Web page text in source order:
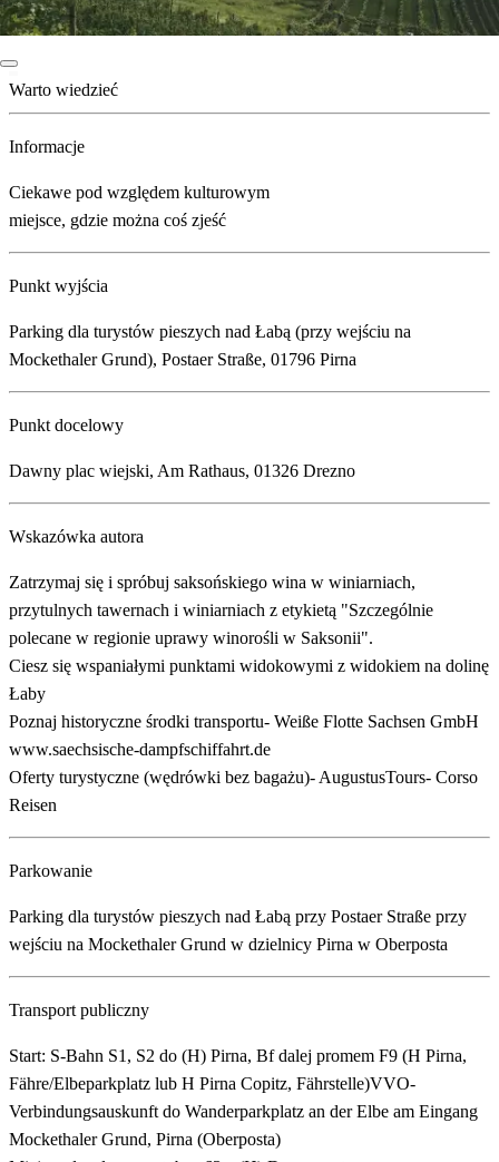
Warto wiedzieć
Informacje
Ciekawe pod względem kulturowym
miejsce, gdzie można coś zjeść
Punkt wyjścia
Parking dla turystów pieszych nad Łabą (przy wejściu na
Mockethaler Grund), Postaer Straße, 01796 Pirna
Punkt docelowy
Dawny plac wiejski, Am Rathaus, 01326 Drezno
Wskazówka autora
Zatrzymaj się i spróbuj saksońskiego wina w winiarniach,
przytulnych tawernach i winiarniach z etykietą "Szczególnie
polecane w regionie uprawy winorośli w Saksonii".
Ciesz się wspaniałymi punktami widokowymi z widokiem na dolinę
Łaby
Poznaj historyczne środki transportu- Weiße Flotte Sachsen GmbH
www.saechsische-dampfschiffahrt.de
Oferty turystyczne (wędrówki bez bagażu)- AugustusTours- Corso
Reisen
Parkowanie
Parking dla turystów pieszych nad Łabą przy Postaer Straße przy
wejściu na Mockethaler Grund w dzielnicy Pirna w Oberposta
Transport publiczny
Start: S-Bahn S1, S2 do (H) Pirna, Bf dalej promem F9 (H Pirna,
Fähre/Elbeparkplatz lub H Pirna Copitz, Fährstelle)VVO-
Verbindungsauskunft do Wanderparkplatz an der Elbe am Eingang
Mockethaler Grund, Pirna (Oberposta)